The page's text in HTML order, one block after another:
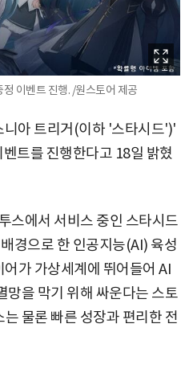
이벤트 진행. /원스토어 제공
아 트리거(이하 '스타시드')'
트를 진행한다고 18일 밝혔
스에서 서비스 중인 스타시드
경으로 한 인공지능(AI) 육성
가 가상세계에 뛰어들어 AI
망을 막기 위해 싸운다는 스토
물론 빠른 성장과 편리한 전